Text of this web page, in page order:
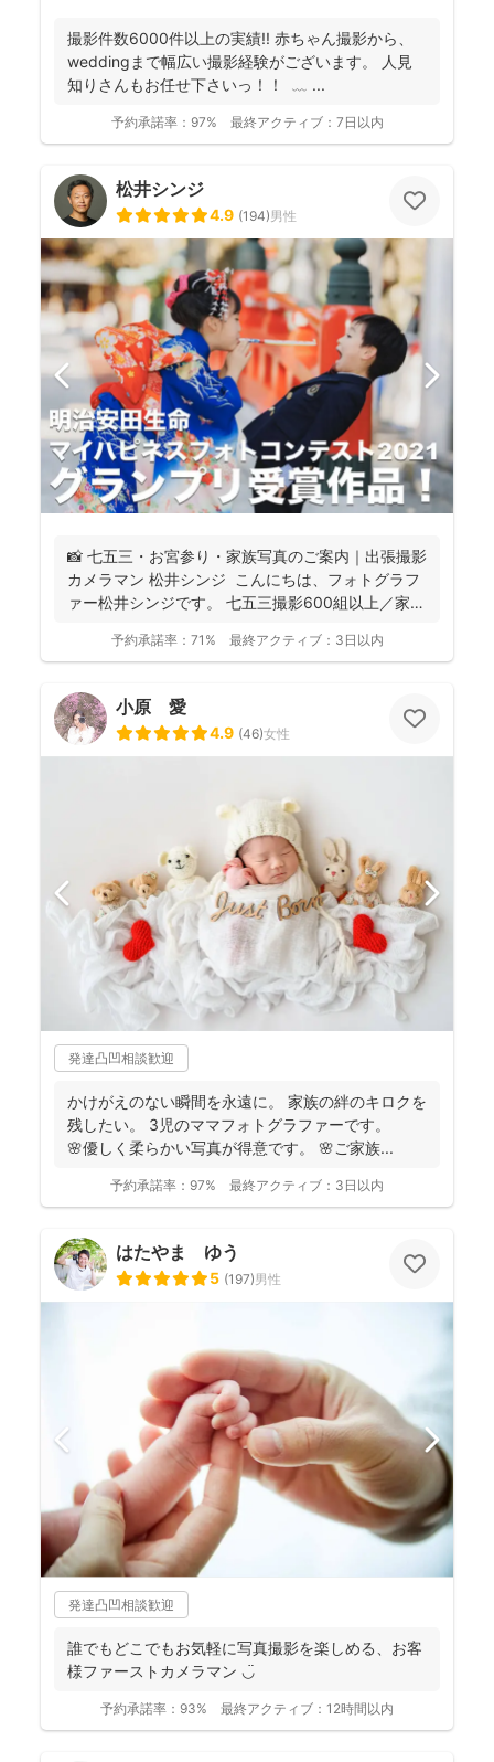
撮影件数6000件以上の実績!! 赤ちゃん撮影から、
weddingまで幅広い撮影経験がございます。 人見
知りさんもお任せ下さいっ！！ ⁡ ﹏ ⁡...
予約承諾率： 97% 最終アクティブ： 7日以内
松井シンジ
4.9 (194)男性
📸 七五三・お宮参り・家族写真のご案内｜出張撮影
カメラマン 松井シンジ こんにちは、フォトグラフ
ァー松井シンジです。 七五三撮影600組以上／家
予約承諾率： 71% 最終アクティブ： 3日以内
小原 愛
4.9 (46)女性
発達凸凹相談歓迎
かけがえのない瞬間を永遠に。 家族の絆のキロクを
残したい。 3児のママフォトグラファーです。
🌸優しく柔らかい写真が得意です。 🌸ご家族...
予約承諾率： 97% 最終アクティブ： 3日以内
はたやま ゆう
5 (197)男性
発達凸凹相談歓迎
誰でもどこでもお気軽に写真撮影を楽しめる、お客
様ファーストカメラマン ◡̈
予約承諾率： 93% 最終アクティブ： 12時間以内